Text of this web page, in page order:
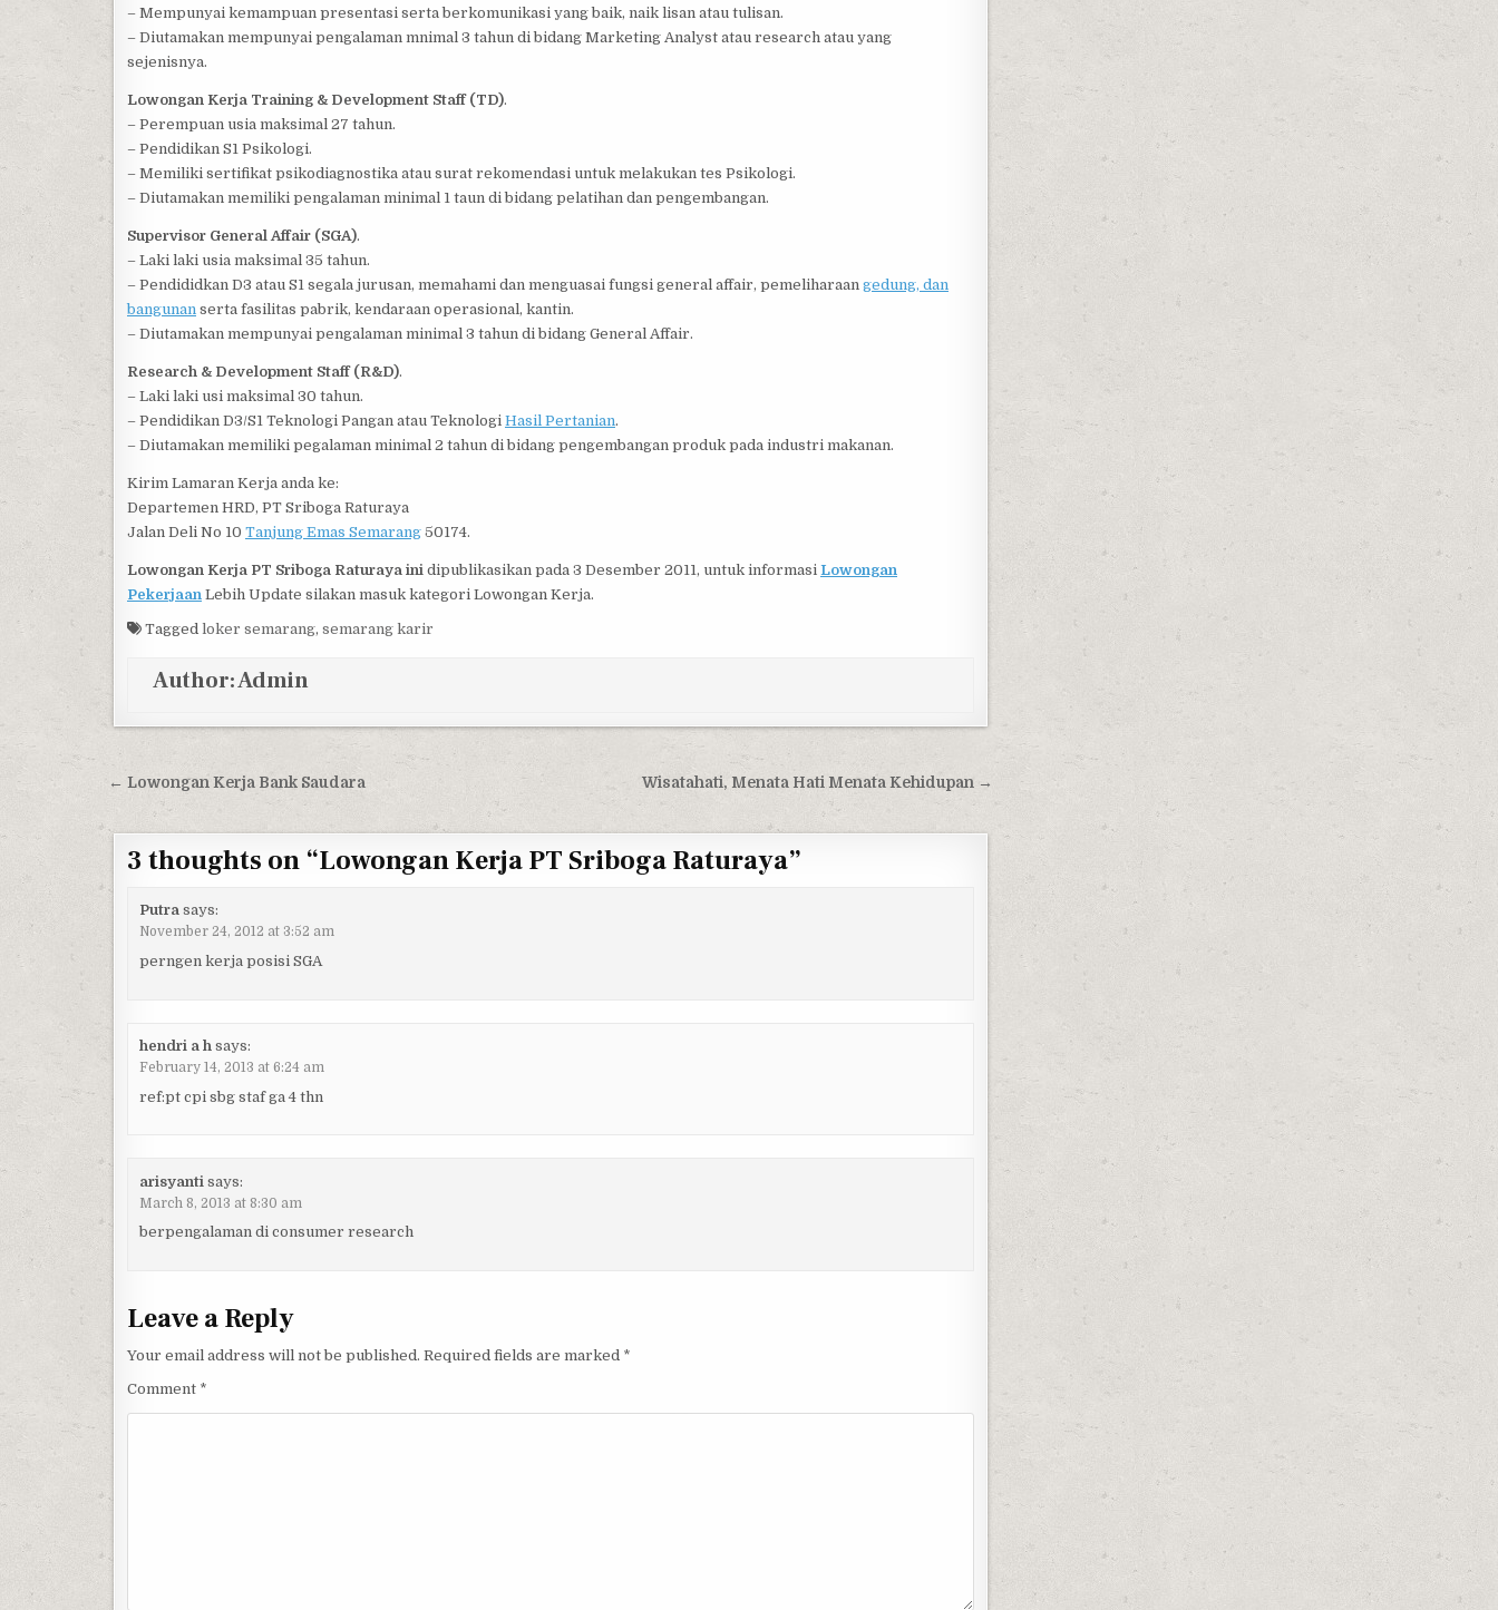
– Mempunyai kemampuan presentasi serta berkomunikasi yang baik, naik lisan atau tulisan.
– Diutamakan mempunyai pengalaman mnimal 3 tahun di bidang Marketing Analyst atau research atau yang
sejenisnya.
Lowongan Kerja Training & Development Staff (TD).
– Perempuan usia maksimal 27 tahun.
– Pendidikan S1 Psikologi.
– Memiliki sertifikat psikodiagnostika atau surat rekomendasi untuk melakukan tes Psikologi.
– Diutamakan memiliki pengalaman minimal 1 taun di bidang pelatihan dan pengembangan.
Supervisor General Affair (SGA).
– Laki laki usia maksimal 35 tahun.
– Pendididkan D3 atau S1 segala jurusan, memahami dan menguasai fungsi general affair, pemeliharaan gedung, dan
bangunan serta fasilitas pabrik, kendaraan operasional, kantin.
– Diutamakan mempunyai pengalaman minimal 3 tahun di bidang General Affair.
Research & Development Staff (R&D).
– Laki laki usi maksimal 30 tahun.
– Pendidikan D3/S1 Teknologi Pangan atau Teknologi Hasil Pertanian.
– Diutamakan memiliki pegalaman minimal 2 tahun di bidang pengembangan produk pada industri makanan.
Kirim Lamaran Kerja anda ke:
Departemen HRD, PT Sriboga Raturaya
Jalan Deli No 10 Tanjung Emas Semarang 50174.
Lowongan Kerja PT Sriboga Raturaya ini dipublikasikan pada 3 Desember 2011, untuk informasi Lowongan
Pekerjaan Lebih Update silakan masuk kategori Lowongan Kerja.
Tagged loker semarang, semarang karir
Author:Admin
Post navigation Wisatahati, Menata Hati Menata Kehidupan →
← Lowongan Kerja Bank Saudara
3 thoughts on “Lowongan Kerja PT Sriboga Raturaya”
Putra says:
November 24, 2012 at 3:52 am
perngen kerja posisi SGA
hendri a h says:
February 14, 2013 at 6:24 am
ref:pt cpi sbg staf ga 4 thn
arisyanti says:
March 8, 2013 at 8:30 am
berpengalaman di consumer research
Leave a Reply
Your email address will not be published. Required fields are marked *
Comment *